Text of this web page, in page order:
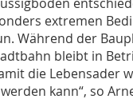
extremen
Während der
bleibt in
die Lebensader
kann“, so